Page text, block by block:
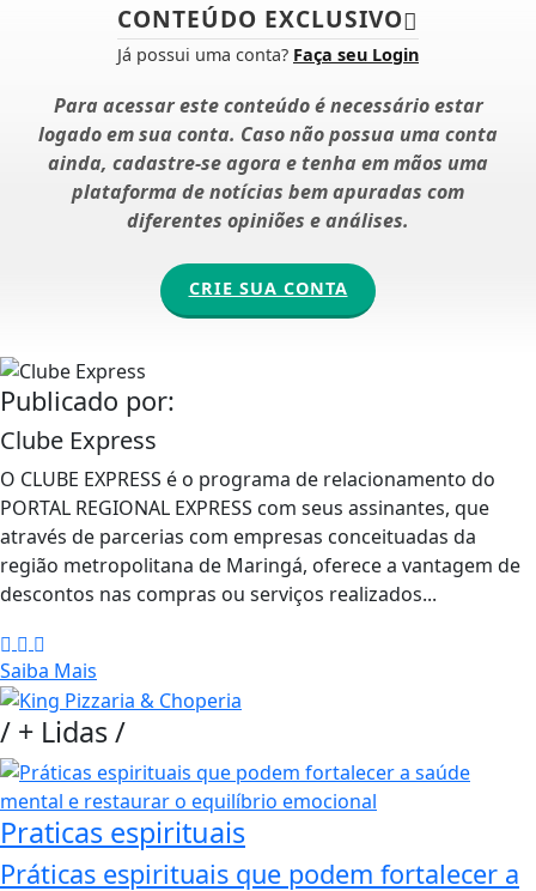
CONTEÚDO EXCLUSIVO
Já possui uma conta? Faça seu Login
Para acessar este conteúdo é necessário estar
logado em sua conta. Caso não possua uma conta
ainda, cadastre-se agora e tenha em mãos uma
plataforma de notícias bem apuradas com
diferentes opiniões e análises.
CRIE SUA CONTA
Publicado por:
Clube Express
O CLUBE EXPRESS é o programa de relacionamento do
PORTAL REGIONAL EXPRESS com seus assinantes, que
através de parcerias com empresas conceituadas da
região metropolitana de Maringá, oferece a vantagem de
descontos nas compras ou serviços realizados...
Saiba Mais
/ + Lidas/
Praticas espirituais
Práticas espirituais que podem fortalecer a